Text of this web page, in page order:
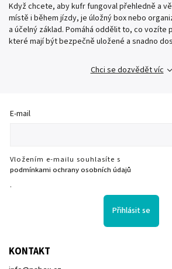
Když chcete, aby kufr fungoval přehledně a
místě i během jízdy, je úložný box nebo
a účelný základ. Pomáhá oddělit to, co vozíte
které mají být bezpečně uložené a snadno
Chci se dozvědět víc
E-mail
Vložením e-mailu souhlasíte s
podmínkami ochrany osobních údajů
.
Přihlásit se
KONTAKT